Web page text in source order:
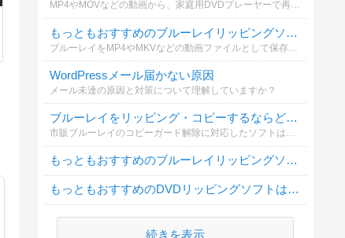
MP4やMOVなどの動画から、家庭用DVDプレーヤーで再生できるDVDを作成する場合に使っているソフトを教えてください。メニュー作成や字幕追加などの使いやすさも含めて選べます。
もっともおすすめのブルーレイリッピングソフトは何ですか？
WordPressメール届かない原因
メール未達の原因と対策について理解していますか？
ブルーレイをリッピング・コピーするならどのソフトを使っていますか？
市販ブルーレイのコピーガード解除に対応したソフトは限られています。あなたが実際に使っているリッピング・コピーソフトを教えてください。無料・有料どちらでもOK！
もっともおすすめのブルーレイリッピングソフトは何ですか？
もっともおすすめのDVDリッピングソフトは何ですか？
続きを表示